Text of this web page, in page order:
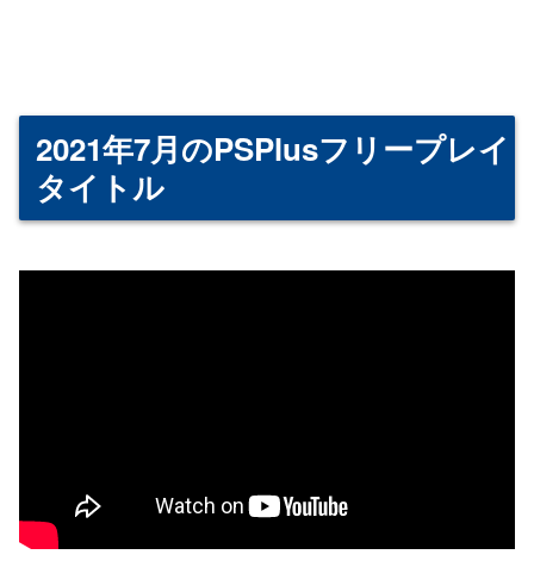
2021年7月のPSPlusフリープレイ
タイトル